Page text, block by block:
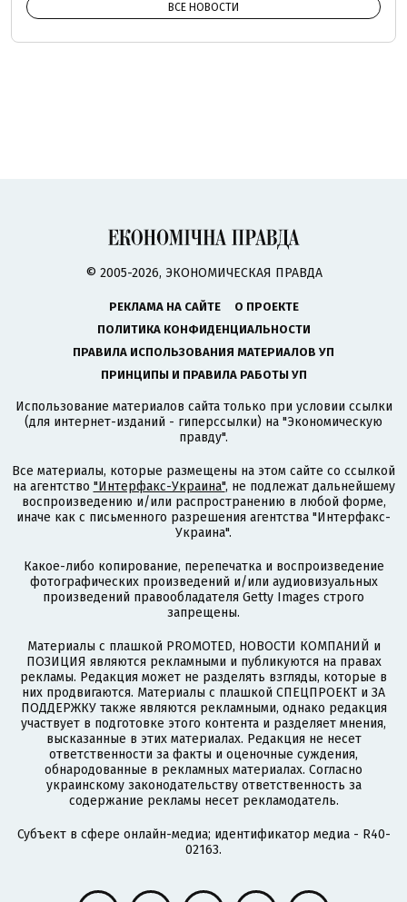
ВСЕ НОВОСТИ
© 2005-2026, ЭКОНОМИЧЕСКАЯ ПРАВДА
РЕКЛАМА НА САЙТЕ
О ПРОЕКТЕ
ПОЛИТИКА КОНФИДЕНЦИАЛЬНОСТИ
ПРАВИЛА ИСПОЛЬЗОВАНИЯ МАТЕРИАЛОВ УП
ПРИНЦИПЫ И ПРАВИЛА РАБОТЫ УП
Использование материалов сайта только при условии ссылки
(для интернет-изданий - гиперссылки) на "Экономическую
правду".
Все материалы, которые размещены на этом сайте со ссылкой
на агентство "Интерфакс-Украина", не подлежат дальнейшему
воспроизведению и/или распространению в любой форме,
иначе как с письменного разрешения агентства "Интерфакс-
Украина".
Какое-либо копирование, перепечатка и воспроизведение
фотографических произведений и/или аудиовизуальных
произведений правообладателя Getty Images строго
запрещены.
Материалы с плашкой PROMOTED, НОВОСТИ КОМПАНИЙ и
ПОЗИЦИЯ являются рекламными и публикуются на правах
рекламы. Редакция может не разделять взгляды, которые в
них продвигаются. Материалы с плашкой СПЕЦПРОЕКТ и ЗА
ПОДДЕРЖКУ также являются рекламными, однако редакция
участвует в подготовке этого контента и разделяет мнения,
высказанные в этих материалах. Редакция не несет
ответственности за факты и оценочные суждения,
обнародованные в рекламных материалах. Согласно
украинскому законодательству ответственность за
содержание рекламы несет рекламодатель.
Субъект в сфере онлайн-медиа; идентификатор медиа - R40-
02163.